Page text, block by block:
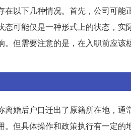
以下几种情况。首先，公司可能
可能仅是一种形式上的状态，实
但需要注意的是，在入职前应该
婚后户口迁出了原籍所在地，通
但具体操作和政策执行有一定的